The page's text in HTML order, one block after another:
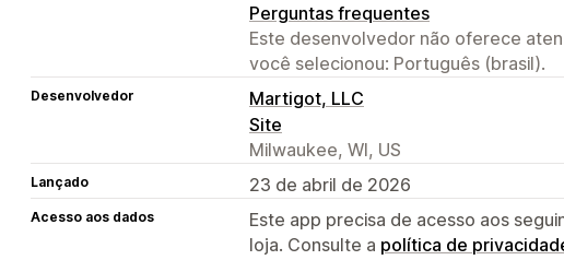
Perguntas frequentes
Este desenvolvedor não oferece
você selecionou: Português (brasil).
Desenvolvedor
Martigot, LLC
Site
Milwaukee, WI, US
Lançado 23 de abril de 2026
Acesso aos dados
Este app precisa de acesso aos
loja. Consulte a política de